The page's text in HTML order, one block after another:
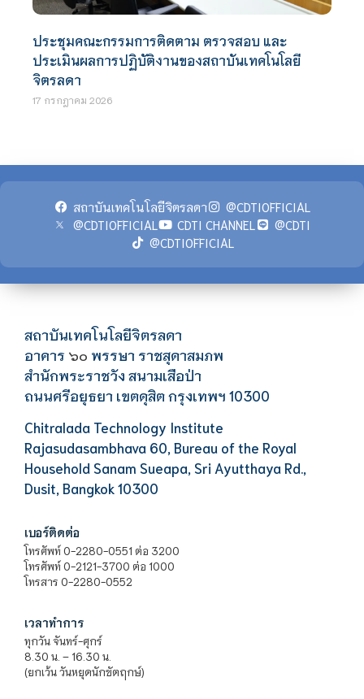
ประชุมคณะกรรมการติดตาม ตรวจสอบ และ
ประเมินผลการปฏิบัติงานของสถาบันเทคโนโลยี
จิตรลดา
17 กรกฎาคม 2026
สถาบันเทคโนโลยีจิตรลดา
@CDTIOFFICIAL
@CDTIOFFICIAL
CDTI CHANNEL
@CDTI
@CDTIOFFICIAL
สถาบันเทคโนโลยีจิตรลดา
อาคาร ๖๐ พรรษา ราชสุดาสมภพ
สำนักพระราชวัง สนามเสือป่า
ถนนศรีอยุธยา เขตดุสิต กรุงเทพฯ 10300
Chitralada Technology Institute
Rajasudasambhava 60, Bureau of the Royal
Household Sanam Sueapa, Sri Ayutthaya Rd.,
Dusit, Bangkok 10300
เบอร์ติดต่อ
โทรศัพท์ 0-2280-0551 ต่อ 3200
โทรศัพท์ 0-2121-3700 ต่อ 1000
โทรสาร 0-2280-0552
เวลาทำการ
ทุกวัน จันทร์-ศุกร์
8.30 น. – 16.30 น.
(ยกเว้น วันหยุดนักขัตฤกษ์)